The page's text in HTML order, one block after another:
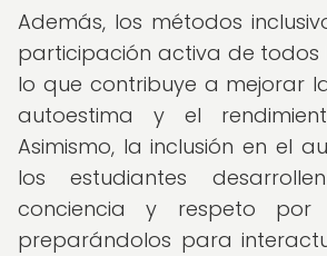
Además, los métodos
participación activa de todos
lo que contribuye a mejorar
autoestima y el
Asimismo, la inclusión en el
los estudiantes
conciencia y respeto por
preparándolos para